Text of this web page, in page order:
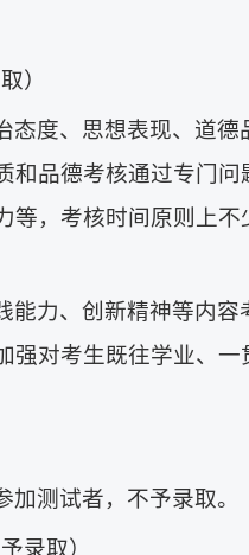
）
态度、思想表现、道德
和品德考核通过专门问
，考核时间原则上不
能力、创新精神等内容
强对考生既往学业、一
测试者，不予录取。
录取）